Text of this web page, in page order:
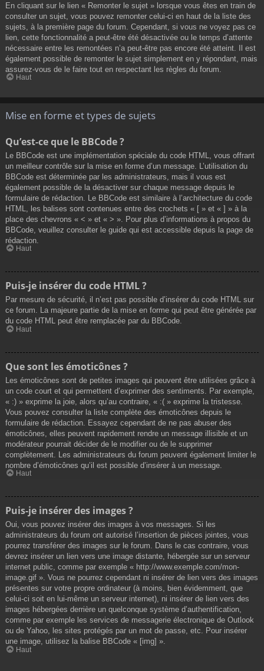
En cliquant sur le lien « Remonter le sujet » lorsque vous êtes en train de
consulter un sujet, vous pouvez remonter celui-ci en haut de la liste des
sujets, à la première page du forum. Cependant, si vous ne voyez pas ce
lien, cette fonctionnalité a peut-être été désactivée ou le temps d’attente
nécessaire entre les remontées n’a peut-être pas encore été atteint. Il est
également possible de remonter le sujet simplement en y répondant, mais
assurez-vous de le faire tout en respectant les règles du forum.
Haut
Mise en forme et types de sujets
Qu’est-ce que le BBCode ?
Le BBCode est une implémentation spéciale du code HTML, vous offrant
un meilleur contrôle sur la mise en forme d’un message. L’utilisation du
BBCode est déterminée par les administrateurs, mais il vous est
également possible de la désactiver sur chaque message depuis le
formulaire de rédaction. Le BBCode est similaire à l’architecture du code
HTML, les balises sont contenues entre des crochets « [ » et « ] » à la
place des chevrons « < » et « > ». Pour plus d’informations à propos du
BBCode, veuillez consulter le guide qui est accessible depuis la page de
rédaction.
Haut
Puis-je insérer du code HTML ?
Par mesure de sécurité, il n’est pas possible d’insérer du code HTML sur
ce forum. La majeure partie de la mise en forme qui peut être générée par
du code HTML peut être remplacée par du BBCode.
Haut
Que sont les émoticônes ?
Les émoticônes sont de petites images qui peuvent être utilisées grâce à
un code court et qui permettent d’exprimer des sentiments. Par exemple,
« :) » exprime la joie, alors qu’au contraire, « :( » exprime la tristesse.
Vous pouvez consulter la liste complète des émoticônes depuis le
formulaire de rédaction. Essayez cependant de ne pas abuser des
émoticônes, elles peuvent rapidement rendre un message illisible et un
modérateur pourrait décider de le modifier ou de le supprimer
complètement. Les administrateurs du forum peuvent également limiter le
nombre d’émoticônes qu’il est possible d’insérer à un message.
Haut
Puis-je insérer des images ?
Oui, vous pouvez insérer des images à vos messages. Si les
administrateurs du forum ont autorisé l’insertion de pièces jointes, vous
pourrez transférer des images sur le forum. Dans le cas contraire, vous
devrez insérer un lien vers une image distante, hébergée sur un serveur
internet public, comme par exemple « http://www.exemple.com/mon-
image.gif ». Vous ne pourrez cependant ni insérer de lien vers des images
présentes sur votre propre ordinateur (à moins, bien évidemment, que
celui-ci soit en lui-même un serveur internet), ni insérer de lien vers des
images hébergées derrière un quelconque système d’authentification,
comme par exemple les services de messagerie électronique de Outlook
ou de Yahoo, les sites protégés par un mot de passe, etc. Pour insérer
une image, utilisez la balise BBCode « [img] ».
Haut